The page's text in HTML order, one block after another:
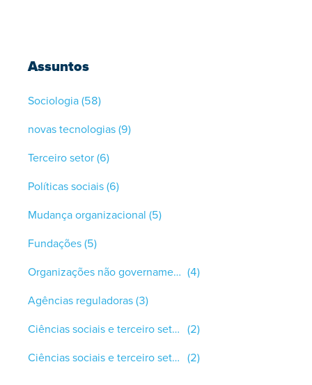
Assuntos
Sociologia(58)
novas tecnologias(9)
Terceiro setor(6)
Políticas sociais(6)
Mudança organizacional (5)
Fundações(5)
Organizações não governamentais (ONGs) (4)
Agências reguladoras(3)
Ciências sociais e terceiro setor aspectos teóricos (2)
Ciências sociais e terceiro setor aspectos empíricos (2)